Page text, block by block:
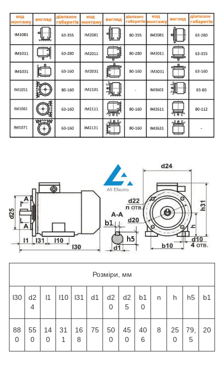
Розміри, мм
l30
d2
4
l1 l10 l31 d1
d2
0
d2
5
b1
0
n h h5 b1
88
0
55
0
14
0
31
1
16
8
75
50
0
45
0
40
6
8
25
0
79,
5
20